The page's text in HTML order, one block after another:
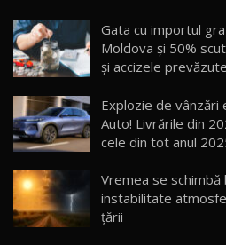
15 14:37
16
AutoBlogMD
13:10
17
Gata cu importul
Moldova și 50%
și accizele
Explozie de
Auto! Livrările din
cele din tot anul
Vremea se schimbă
instabilitate
țării